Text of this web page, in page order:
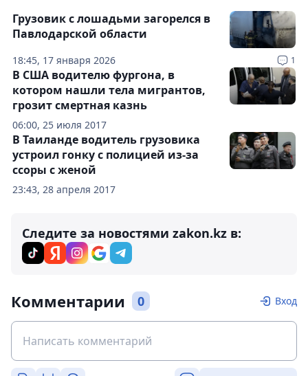
18:45, 17 января 2026 1
Грузовик с лошадьми загорелся в
Павлодарской области
06:00, 25 июля 2017
В США водителю фургона, в
котором нашли тела мигрантов,
грозит смертная казнь
23:43, 28 апреля 2017
В Таиланде водитель грузовика
устроил гонку с полицией из-за
ссоры с женой
Следите за новостями zakon.kz в:
Комментарии 0 Вход